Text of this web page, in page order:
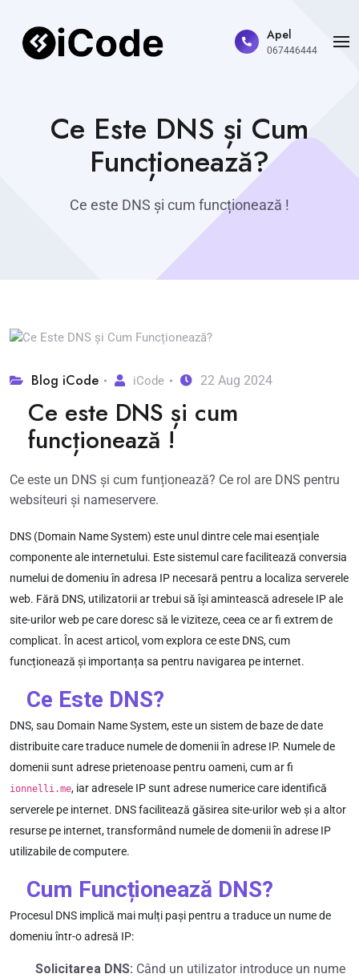
Apel
067446444
Ce Este DNS și Cum
Funcționează?
Ce este DNS și cum funcționează !
Blog iCode iCode 22 Aug 2024
Ce este DNS și cum
funcționează !
Ce este un DNS și cum funționează? Ce rol are DNS pentru
websiteuri și nameservere.
DNS (Domain Name System) este unul dintre cele mai esențiale
componente ale internetului. Este sistemul care facilitează conversia
numelui de domeniu în adresa IP necesară pentru a localiza serverele
web. Fără DNS, utilizatorii ar trebui să își amintească adresele IP ale
site-urilor web pe care doresc să le viziteze, ceea ce ar fi extrem de
complicat. În acest articol, vom explora ce este DNS, cum
funcționează și importanța sa pentru navigarea pe internet.
Ce Este DNS?
DNS, sau Domain Name System, este un sistem de baze de date
distribuite care traduce numele de domenii în adrese IP. Numele de
domenii sunt adrese prietenoase pentru oameni, cum ar fi
ionnelli.me, iar adresele IP sunt adrese numerice care identifică
serverele pe internet. DNS facilitează găsirea site-urilor web și a altor
resurse pe internet, transformând numele de domenii în adrese IP
utilizabile de computere.
Cum Funcționează DNS?
Procesul DNS implică mai mulți pași pentru a traduce un nume de
domeniu într-o adresă IP:
Solicitarea DNS: Când un utilizator introduce un nume